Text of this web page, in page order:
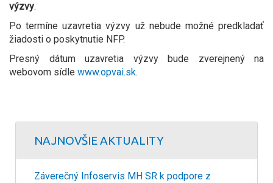
výzvy.
Po termíne uzavretia výzvy už nebude možné predkladať
žiadosti o poskytnutie NFP.
Presný dátum uzavretia výzvy bude zverejnený na
webovom sídle www.opvai.sk.
NAJNOVŠIE AKTUALITY
Záverečný Infoservis MH SR k podpore z